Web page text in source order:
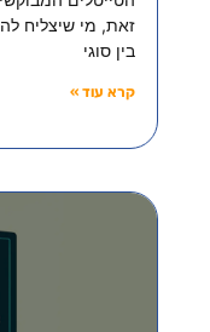
זאת, מי שיצליח
בין סוגי
קרא עוד »